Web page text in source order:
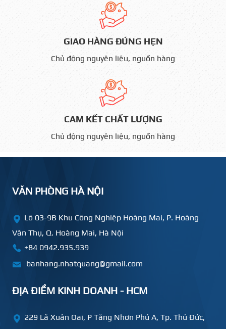
GIAO HÀNG ĐÚNG HẸN
Chủ động nguyên liệu, nguồn hàng
CAM KẾT CHẤT LƯỢNG
Chủ động nguyên liệu, nguồn hàng
VĂN PHÒNG HÀ NỘI
Lô 03-9B Khu Công Nghiệp Hoàng Mai, P. Hoàng
Văn Thụ, Q. Hoàng Mai, Hà Nội
+84 0942.935.939
banhang.nhatquang@gmail.com
ĐỊA ĐIỂM KINH DOANH - HCM
229 Lã Xuân Oai, P Tăng Nhơn Phú A, Tp. Thủ Đức,